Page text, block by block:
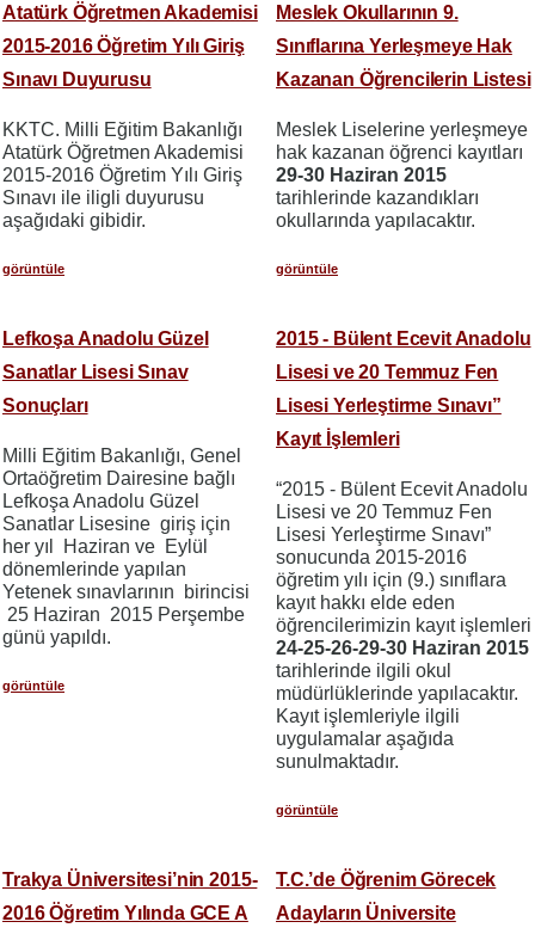
Atatürk Öğretmen Akademisi
2015-2016 Öğretim Yılı Giriş
Sınavı Duyurusu
KKTC. Milli Eğitim Bakanlığı
Atatürk Öğretmen Akademisi
2015-2016 Öğretim Yılı Giriş
Sınavı ile iligli duyurusu
aşağıdaki gibidir.
görüntüle
Meslek Okullarının 9.
Sınıflarına Yerleşmeye Hak
Kazanan Öğrencilerin Listesi
Meslek Liselerine yerleşmeye
hak kazanan öğrenci kayıtları
29-30 Haziran 2015
tarihlerinde kazandıkları
okullarında yapılacaktır.
görüntüle
Lefkoşa Anadolu Güzel
Sanatlar Lisesi Sınav
Sonuçları
Milli Eğitim Bakanlığı, Genel
Ortaöğretim Dairesine bağlı
Lefkoşa Anadolu Güzel
Sanatlar Lisesine giriş için
her yıl Haziran ve Eylül
dönemlerinde yapılan
Yetenek sınavlarının birincisi
25 Haziran 2015 Perşembe
günü yapıldı.
görüntüle
2015 - Bülent Ecevit Anadolu
Lisesi ve 20 Temmuz Fen
Lisesi Yerleştirme Sınavı”
Kayıt İşlemleri
“2015 - Bülent Ecevit Anadolu
Lisesi ve 20 Temmuz Fen
Lisesi Yerleştirme Sınavı”
sonucunda 2015-2016
öğretim yılı için (9.) sınıflara
kayıt hakkı elde eden
öğrencilerimizin kayıt işlemleri
24-25-26-29-30 Haziran 2015
tarihlerinde ilgili okul
müdürlüklerinde yapılacaktır.
Kayıt işlemleriyle ilgili
uygulamalar aşağıda
sunulmaktadır.
görüntüle
Trakya Üniversitesi’nin 2015-
2016 Öğretim Yılında GCE A
T.C.’de Öğrenim Görecek
Adayların Üniversite